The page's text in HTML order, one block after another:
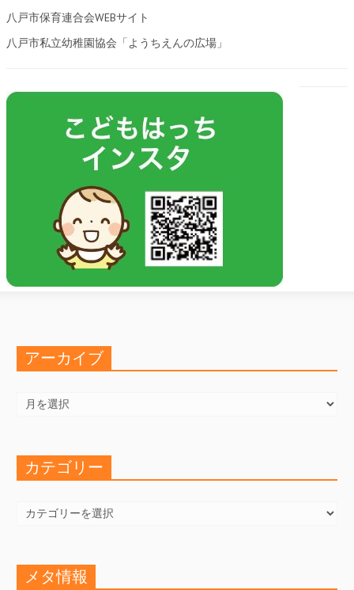
八戸市保育連合会WEBサイト
八戸市私立幼稚園協会「ようちえんの広場」
アーカイブ
カ
カテゴリー
ゴ
メタ情報